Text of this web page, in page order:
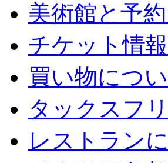
美術館と予
チケット情報
買い物につ
タックスフ
レストラン